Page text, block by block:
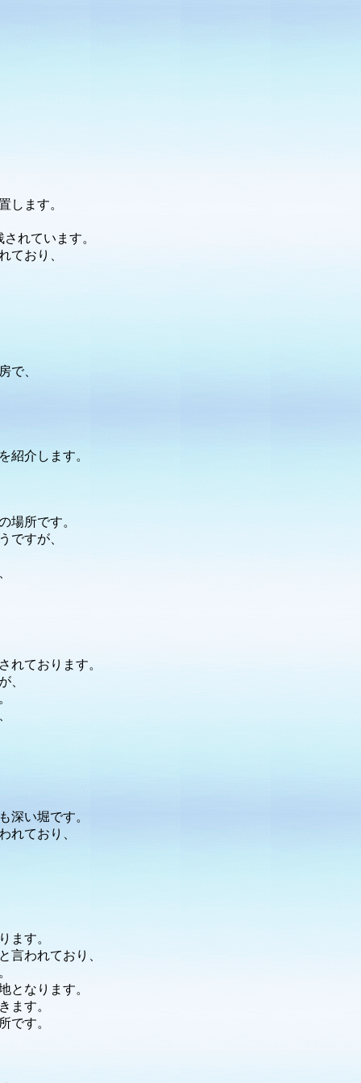
します。
れています。
ており、
で、
紹介します。
場所です。
ですが、
れております。
、
深い堀です。
れており、
ます。
言われており、
となります。
ます。
です。